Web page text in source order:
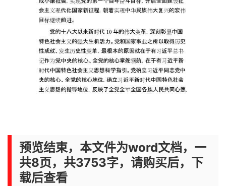
预览结束，本文件为word文档，一
共8页，共3753字，请购买后，下
载后查看